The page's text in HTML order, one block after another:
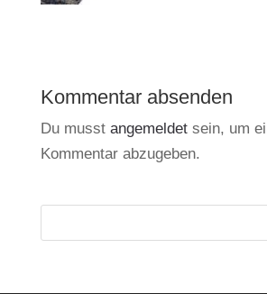
Kommentar absenden
Du musst angemeldetsein, um
Kommentar abzugeben.